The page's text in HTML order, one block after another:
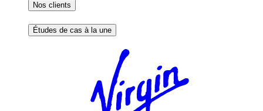
Nos clients
Études de cas à la une